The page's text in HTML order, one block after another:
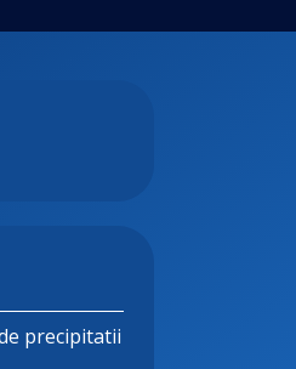
precipitatii